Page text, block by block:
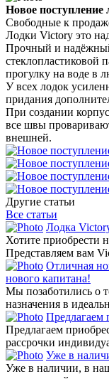
Новое
Свободные к
Лодки Victory это
Прочный и
стеклопластиковой
прогулку на воде в
У всех лодок
придания
При создании
все швы
внешней.
Другие статьи
Все статьи
Лодка
Хотите приобрести
Представляем вам
Отличная
нового капитана!
Мы позаботились о
назначения в
Предлагаем
Предлагаем
рассрочки
Уже в
Уже в наличии, в